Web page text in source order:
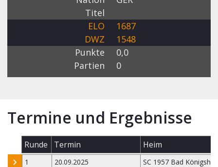
Titel
ELO
1687
DWZ
1548
Punkte
0,0
Partien
0
Termine und Ergebnisse
Runde Termin Heim
1 20.09.2025 SC 1957 Bad